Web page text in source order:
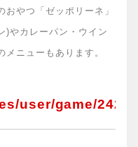
やつ「ゼッポリーネ」
)やカレーパン・ウイン
ニューもあります。